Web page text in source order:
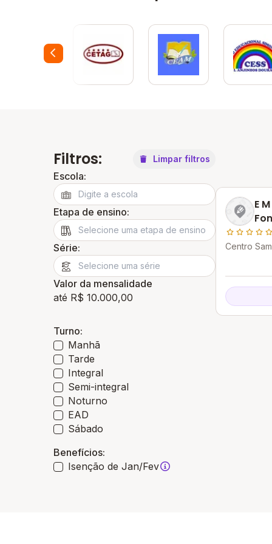
Filtros: Limpar filtros
Escola:
Etapa de ensino:
Série:
Valor da mensalidade
até R$ 10.000,00
Turno:
Manhã
Tarde
Integral
Semi-integral
Noturno
EAD
Sábado
Benefícios:
Isenção de Jan/Fev
E
Centro